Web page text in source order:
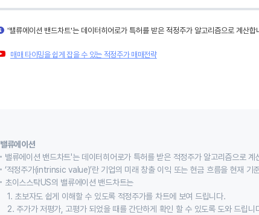
'밸류에이션 밴드차트'는 데이터히어로가 특허를 받은 적정주가 알고리즘으로 계산
매매 타이밍을 쉽게 잡을 수 있는 적정주가 매매전략
밸류에이션
밸류에이션 밴드차트'는 데이터히어로가 특허를 받은 적정주가 알고리즘으로
‘적정주가(intrinsic value)’란 기업의 미래 창출 이익 또는 현금 흐름을 현재 기
초이스스탁US의 밸류에이션 밴드차트는
1. 초보자도 쉽게 이해할 수 있도록 적정주가를 차트에 보여 드립니다.
2. 주가가 저평가, 고평가 되었을 때를 간단하게 확인 할 수 있도록 도와 드립니